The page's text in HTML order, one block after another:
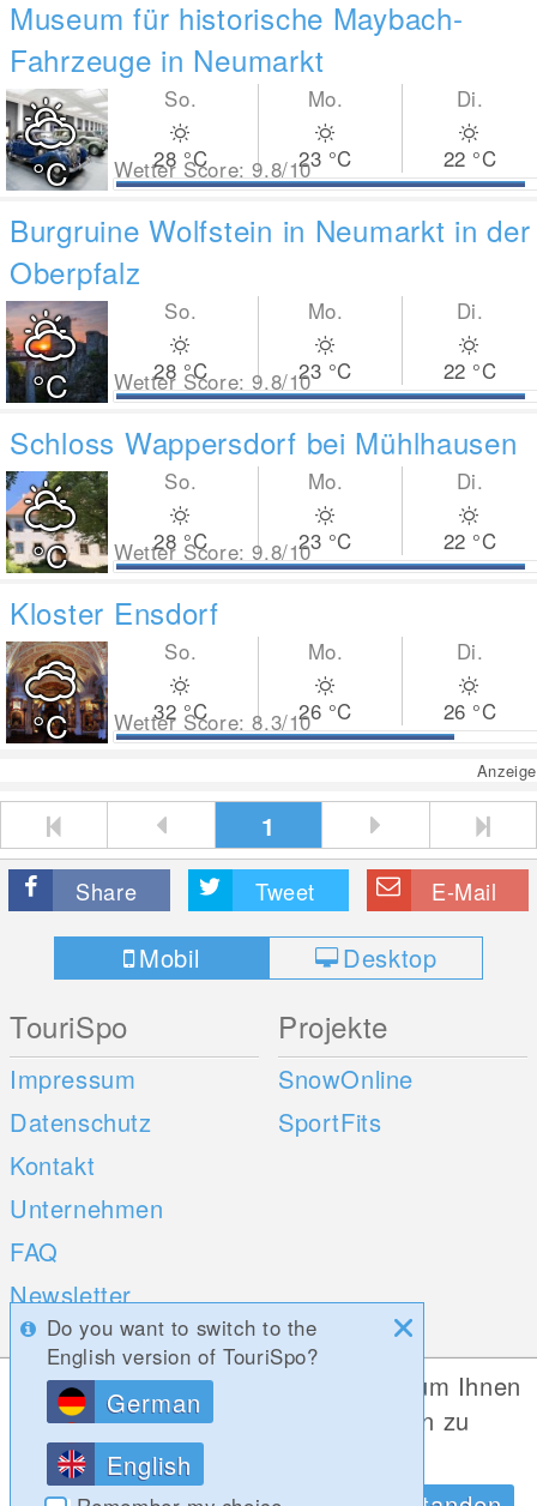
Museum für historische Maybach-
Fahrzeuge in Neumarkt
°C Wetter Score: 9.8/10
So.
28 °C
Mo.
23 °C
Di.
22 °C
Burgruine Wolfstein in Neumarkt in der
Oberpfalz
°C Wetter Score: 9.8/10
So.
28 °C
Mo.
23 °C
Di.
22 °C
Schloss Wappersdorf bei Mühlhausen
°C Wetter Score: 9.8/10
So.
28 °C
Mo.
23 °C
Di.
22 °C
Kloster Ensdorf
°C Wetter Score: 8.3/10
So.
32 °C
Mo.
26 °C
Di.
26 °C
Anzeige
1
Share Tweet E-Mail
Mobil Desktop
TouriSpo
Impressum
Datenschutz
Kontakt
Unternehmen
FAQ
Newsletter
Umfragen
Projekte
SnowOnline
SportFits
Mobile Apps Social Web
Do you want to switch to the
English version of TouriSpo?
German
English
Diese Website verwendet Cookies, um Ihnen
die bestmögliche Funktionalität bieten zu
können.